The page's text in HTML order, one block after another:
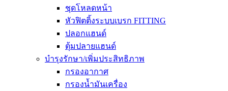
ชุดโหลดหน้า
หัวฟิตติ้งระบบเบรก FITTING
ปลอกแฮนด์
ตุ้มปลายแฮนด์
บำรุงรักษา/เพิ่มประสิทธิภาพ
กรองอากาศ
กรองน้ำมันเครื่อง